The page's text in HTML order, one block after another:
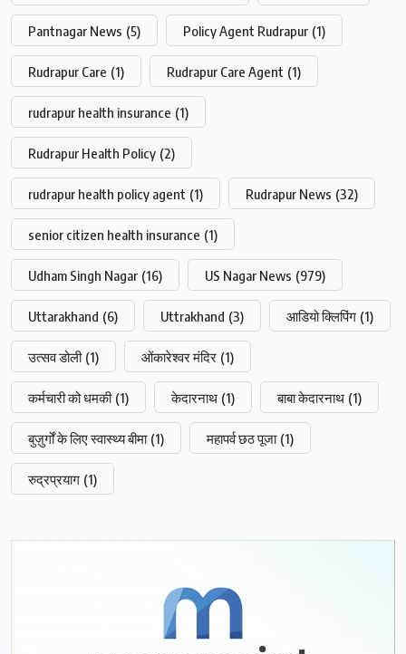
Pantnagar News (5) Policy Agent Rudrapur (1)
Rudrapur Care (1) Rudrapur Care Agent (1)
rudrapur health insurance (1)
Rudrapur Health Policy (2)
rudrapur health policy agent (1) Rudrapur News (32)
senior citizen health insurance (1)
Udham Singh Nagar (16) US Nagar News (979)
Uttarakhand (6) Uttrakhand (3) आडियो क्लिपिंग (1)
उत्सव डोली (1) ओंकारेश्वर मंदिर (1)
कर्मचारी को धमकी (1) केदारनाथ (1) बाबा केदारनाथ (1)
बुज़ुर्गों के लिए स्वास्थ्य बीमा (1) महापर्व छठ पूजा (1)
रुद्रप्रयाग (1)